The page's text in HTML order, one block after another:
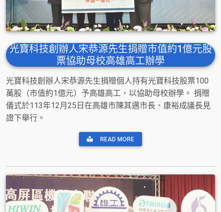
光寶科技創辦人宋恭源先生捐贈市值約1億元股
票協助母校高雄高工辦學
光寶科技創辦人宋恭源先生捐贈個人持有光寶科技股票100
萬股（市值約1億元）予高雄高工，以協助母校辦學。 捐贈
儀式於113年12月25日在高雄市陳其邁市長、康裕成議長見
證下舉行。
READ MORE